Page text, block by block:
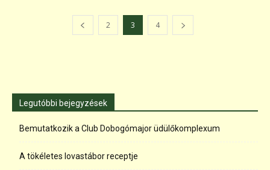
2 3 4
Legutóbbi bejegyzések
Bemutatkozik a Club Dobogómajor üdülőkomplexum
A tökéletes lovastábor receptje